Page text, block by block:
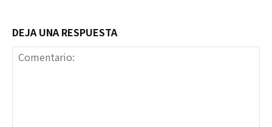
DEJA UNA RESPUESTA